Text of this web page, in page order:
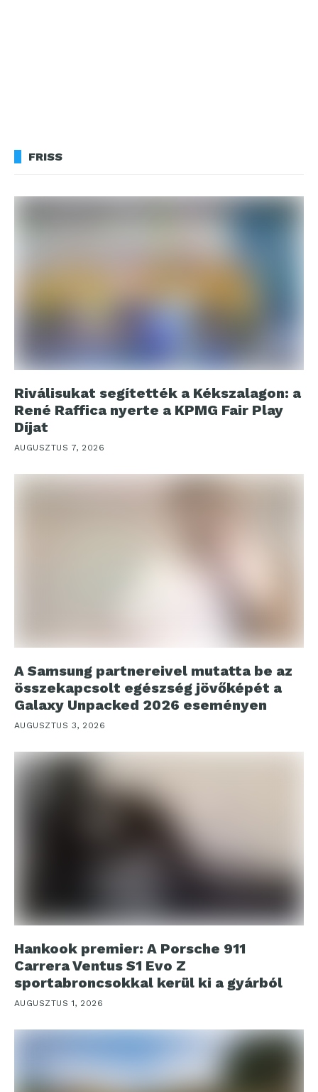
FRISS
Riválisukat segítették a Kékszalagon: a
René Raffica nyerte a KPMG Fair Play
Díjat
AUGUSZTUS 7, 2026
A Samsung partnereivel mutatta be az
összekapcsolt egészség jövőképét a
Galaxy Unpacked 2026 eseményen
AUGUSZTUS 3, 2026
Hankook premier: A Porsche 911
Carrera Ventus S1 Evo Z
sportabroncsokkal kerül ki a gyárból
AUGUSZTUS 1, 2026